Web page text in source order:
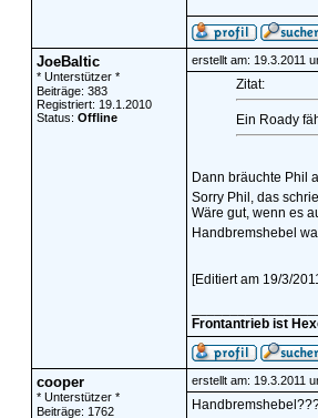
JoeBaltic
* Unterstützer *
Beiträge: 383
Registriert: 19.1.2010
Status: Offline
erstellt am: 19.3.2011
Zitat:
Ein Roady
Dann bräuchte Phil
Sorry Phil, das
Wäre gut, wenn es
Handbremshebel
[Editiert am 19/3/
Frontantrieb ist
cooper
* Unterstützer *
Beiträge: 1762
erstellt am: 19.3.2011